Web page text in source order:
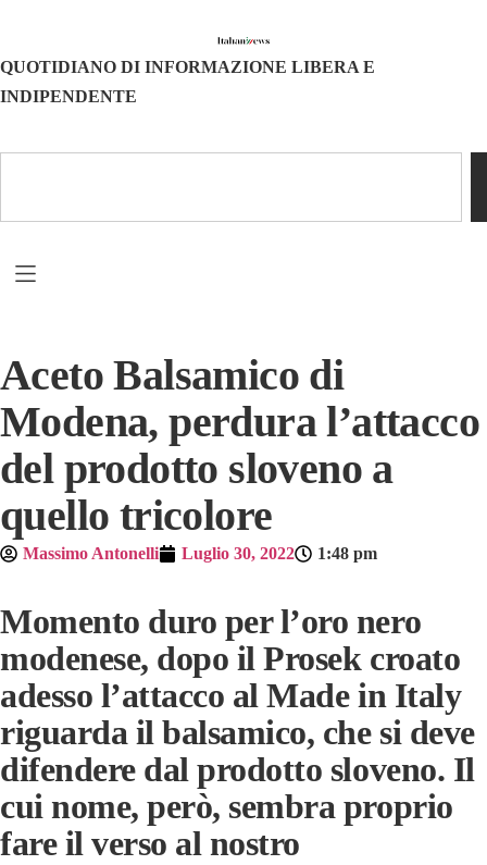
QUOTIDIANO DI INFORMAZIONE LIBERA E
INDIPENDENTE
Aceto Balsamico di
Modena, perdura l’attacco
del prodotto sloveno a
quello tricolore
Massimo Antonelli Luglio 30, 2022 1:48 pm
Momento duro per l’oro nero
modenese, dopo il Prosek croato
adesso l’attacco al Made in Italy
riguarda il balsamico, che si deve
difendere dal prodotto sloveno. Il
cui nome, però, sembra proprio
fare il verso al nostro